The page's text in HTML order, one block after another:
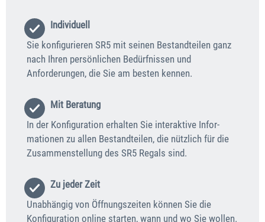
Individuell
Sie konfigurieren SR5 mit seinen Bestandteilen ganz
nach Ihren persön­lichen Bedürfnissen und
Anforderungen, die Sie am besten kennen.
Mit Beratung
In der Konfiguration erhalten Sie interaktive Infor­
mationen zu allen Bestand­teilen, die nützlich für die
Zusammenstellung des SR5 Regals sind.
Zu jeder Zeit
Unabhängig von Öffnungszeiten können Sie die
Konfiguration online starten, wann und wo Sie wollen.